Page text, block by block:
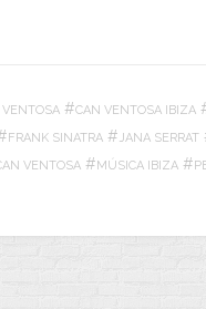
#CAN VENTOSA IBIZA
FRANK SINATRA #JANA SERRAT
VENTOSA #MÚSICA IBIZA #